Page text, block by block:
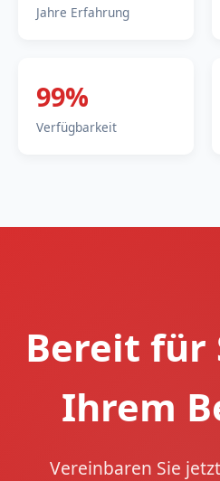
Jahre Erfahrung
99%
Verfügbarkeit
Bereit für
Ihrem
Vereinbaren Sie